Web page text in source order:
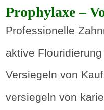
Prophylaxe –
Professionelle
aktive
Versiegeln von
versiegeln von